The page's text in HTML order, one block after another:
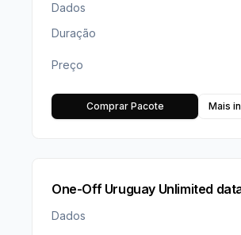
Dados
Duração
Preço
Comprar Pacote Mais
One-Off Uruguay Unlimited
Dados